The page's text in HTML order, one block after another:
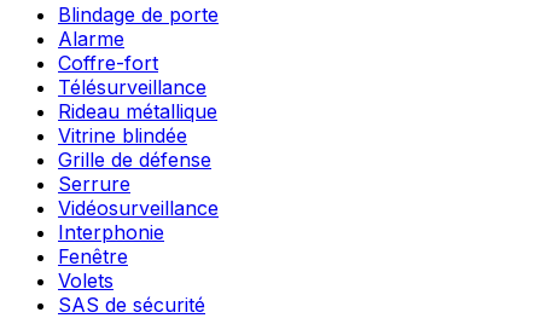
Blindage de porte
Alarme
Coffre-fort
Télésurveillance
Rideau métallique
Vitrine blindée
Grille de défense
Serrure
Vidéosurveillance
Interphonie
Fenêtre
Volets
SAS de sécurité